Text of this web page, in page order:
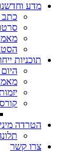
מדע
כתב
סרטוני 120
תוכניות
הטרדה
צרו קשר